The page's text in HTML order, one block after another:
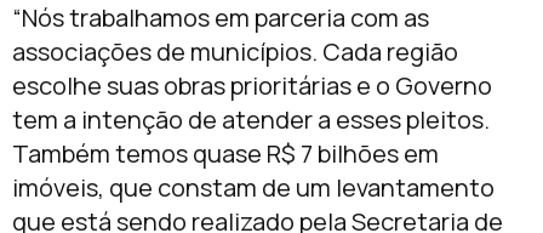
“Nós trabalhamos em parceria com as
associações de municípios. Cada região
escolhe suas obras prioritárias e o Governo
tem a intenção de atender a esses pleitos.
Também temos quase R$ 7 bilhões em
imóveis, que constam de um levantamento
que está sendo realizado pela Secretaria de